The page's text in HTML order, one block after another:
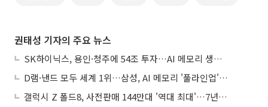
권태성 기자의 주요 뉴스
SK하이닉스, 용인·청주에 54조 투자…AI 메모리 생산기지 키운다
D램·낸드 모두 세계 1위…삼성, AI 메모리 '풀라인업'으로 승부
갤럭시 Z 폴드8, 사전판매 144만대 '역대 최대'…7년만에 갤노트10 기록 넘어